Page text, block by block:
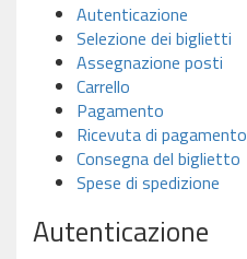
Autenticazione
Selezione dei biglietti
Assegnazione posti
Carrello
Pagamento
Ricevuta di pagamento
Consegna del biglietto
Spese di spedizione
Autenticazione